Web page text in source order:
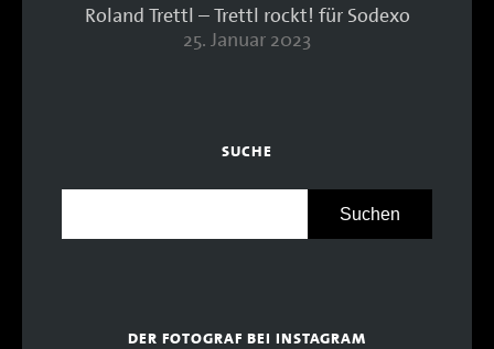
Roland Trettl – Trettl rockt! für Sodexo
25. Januar 2023
SUCHE
DER FOTOGRAF BEI INSTAGRAM